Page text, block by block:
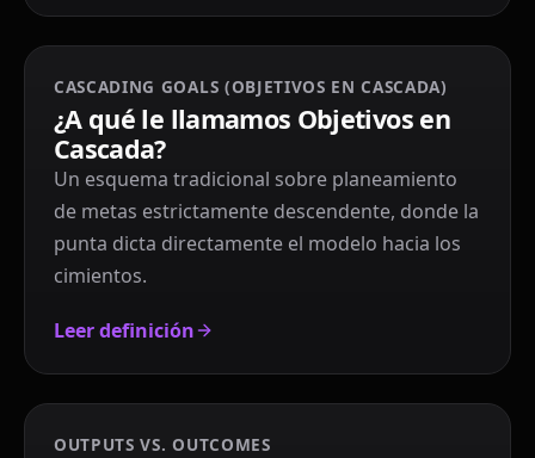
CASCADING GOALS (OBJETIVOS EN CASCADA)
¿A qué le llamamos Objetivos en
Cascada?
Un esquema tradicional sobre planeamiento
de metas estrictamente descendente, donde la
punta dicta directamente el modelo hacia los
cimientos.
Leer definición
OUTPUTS VS. OUTCOMES